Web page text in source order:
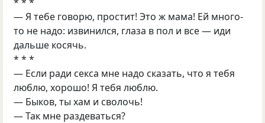
* * *
— Я тебе говорю, простит! Это ж мама! Ей много-
то не надо: извинился, глаза в пол и все — иди
дальше косячь.
* * *
— Если ради секса мне надо сказать, что я тебя
люблю, хорошо! Я тебя люблю.
— Быков, ты хам и сволочь!
— Так мне раздеваться?